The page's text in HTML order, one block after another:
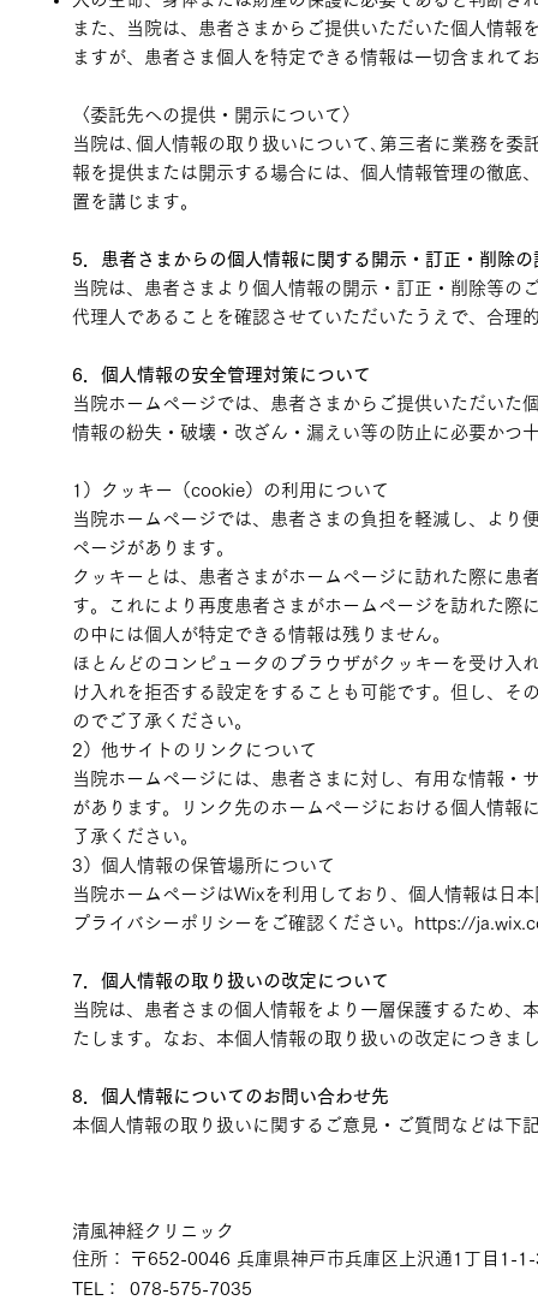
また、当院は、患者さまからご提供いただいた個人情報
ますが、患者さま個人を特定できる情報は一切含まれて
〈委託先への提供・開示について〉
当院は､個人情報の取り扱いについて､第三者に業務を
報を提供または開示する場合には、個人情報管理の徹底
置を講じます。
5．患者さまからの個人情報に関する開示・訂正・削除
当院は、患者さまより個人情報の開示・訂正・削除等の
代理人であることを確認させていただいたうえで、合理
6．個人情報の安全管理対策について
当院ホームページでは、患者さまからご提供いただいた
情報の紛失・破壊・改ざん・漏えい等の防止に必要かつ
1）クッキー（cookie）の利用について
当院ホームページでは、患者さまの負担を軽減し、より
ページがあります。
クッキーとは、患者さまがホームページに訪れた際に患
す。これにより再度患者さまがホームページを訪れた際
の中には個人が特定できる情報は残りません。
ほとんどのコンピュータのブラウザがクッキーを受け入
け入れを拒否する設定をすることも可能です。但し、そ
のでご了承ください。
2）他サイトのリンクについて
当院ホームページには、患者さまに対し、有用な情報・
があります。リンク先のホームページにおける個人情報
了承ください。
3）個人情報の保管場所について
当院ホームページはWixを利用しており、個人情報は日
プライバシーポリシーをご確認ください。https://
7．個人情報の取り扱いの改定について
当院は、患者さまの個人情報をより一層保護するため、
たします。なお、本個人情報の取り扱いの改定につきま
8．個人情報についてのお問い合わせ先
本個人情報の取り扱いに関するご意見・ご質問などは下
清風神経クリニック
住所：
〒652-0046 兵庫県神戸市兵庫区上沢通1丁目1-1-
TEL：
078-575-7035